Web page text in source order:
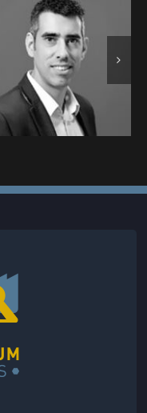
BRICARD
Emmanuel •
SHIFT 89 :
Intervenant au
2MF (2025)